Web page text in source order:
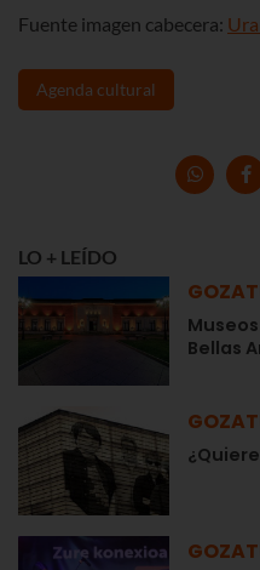
Fuente imagen cabecera:
Agenda cultural
LO + LEÍDO
Bellas